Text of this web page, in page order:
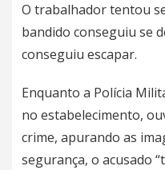
O trabalhador tentou
bandido conseguiu se
conseguiu escapar.
Enquanto a Polícia
no estabelecimento,
crime, apurando as
segurança, o acusado